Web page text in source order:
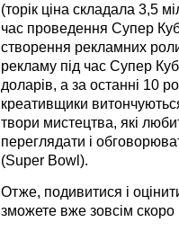
(торік ціна складала 3,5
час проведення Супер
створення рекламних
рекламу під час Супер
доларів, а за останні 10
креативщики
твори мистецтва, які
переглядати і
(Super Bowl).
Отже, подивитися і
зможете вже зовсім скоро